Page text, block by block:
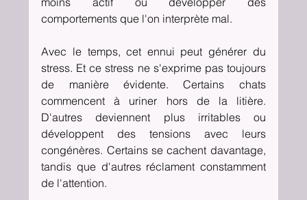
comportements que l'on interprète mal.
Avec le temps, cet ennui peut générer du
stress. Et ce stress ne s'exprime pas toujours
de manière évidente. Certains chats
commencent à uriner hors de la litière.
D'autres deviennent plus irritables ou
développent des tensions avec leurs
congénères. Certains se cachent davantage,
tandis que d'autres réclament constamment
de l'attention.